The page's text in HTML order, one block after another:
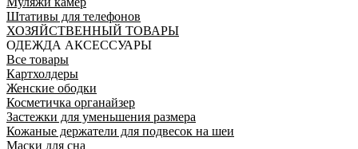
Штативы для телефонов
ХОЗЯЙСТВЕННЫЙ ТОВАРЫ
ОДЕЖДА АКСЕССУАРЫ
Все товары
Картхолдеры
Женские ободки
Косметичка органайзер
Застежки для уменьшения размера
Кожаные держатели для подвесок на шеи
Маски для сна